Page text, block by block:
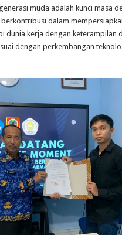
muda adalah kunci masa
dalam
dunia kerja dengan keterampilan
dengan perkembangan